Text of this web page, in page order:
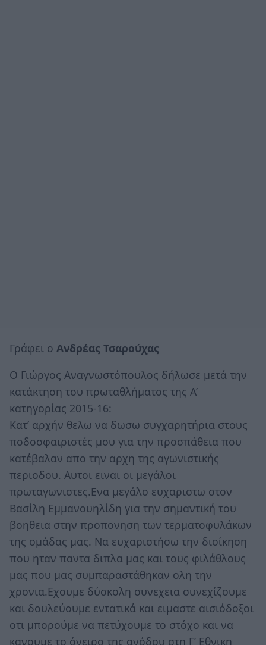
Γράφει ο Ανδρέας Τσαρούχας
Ο Γιώργος Αναγνωστόπουλος δήλωσε μετά την
κατάκτηση του πρωταθλήματος της Α’
κατηγορίας 2015-16:
Κατ’ αρχήν θελω να δωσω συγχαρητήρια στους
ποδοσφαιριστές μου για την προσπάθεια που
κατέβαλαν απο την αρχη της αγωνιστικής
περιοδου. Αυτοι ειναι οι μεγάλοι
πρωταγωνιστες.Ενα μεγάλο ευχαριστω στον
Βασίλη Εμμανουηλίδη για την σημαντική του
βοηθεια στην προπονηση των τερματοφυλάκων
της ομάδας μας. Να ευχαριστήσω την διοίκηση
που ηταν παντα διπλα μας και τους φιλάθλους
μας που μας συμπαραστάθηκαν ολη την
χρονια.Εχουμε δύσκολη συνεχεια συνεχίζουμε
και δουλεύουμε εντατικά και ειμαστε αισιόδοξοι
οτι μπορούμε να πετύχουμε το στόχο και να
κανουμε το όνειρο της ανόδου στη Γ’ Εθνικη